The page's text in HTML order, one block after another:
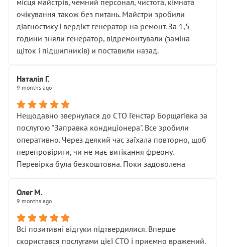
місця майстрів, чемний персонал, чистота, кімната
очікування також без питань. Майстри зробили
діагностику і вердікт генератор на ремонт. За 1,5
години зняли генератор, відремонтували (заміна
щіток і підшипників) и поставили назад.
Наталія Г.
9 months ago
Нещодавно звернулася до СТО Генстар Борщагівка за
послугою "Заправка кондиціонера". Все зробили
оперативно. Через деякий час заїхала повторно, щоб
перепровірити, чи не має витікання фреону.
Перевірка була безкоштовна. Поки задоволена
Олег М.
9 months ago
Всі позитивні відгуки підтвердилися. Вперше
скористався послугами цієї СТО і приємно вражений.